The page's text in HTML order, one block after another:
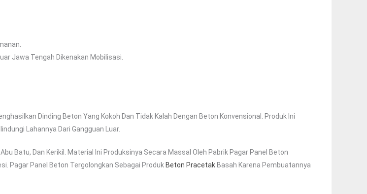
Jawa Tengah Dikenakan Mobilisasi.
Dinding Beton Yang Kokoh Dan Tidak Kalah Dengan Beton Konvensional. Produk Ini
Lahannya Dari Gangguan Luar.
Batu, Dan Kerikil. Material Ini Produksinya Secara Massal Oleh Pabrik Pagar Panel Beton
Pagar Panel Beton Tergolongkan Sebagai Produk Beton Pracetak Basah Karena Pembuatannya